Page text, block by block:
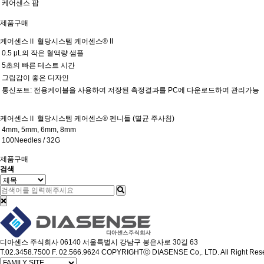
케어센스 팝
제품구매
케어센스Ⅱ 혈당시스템 케어센스® II
0.5 μL의 작은 혈액량 샘플
5초의 빠른 테스트 시간
그립감이 좋은 디자인
통신포트: 전용케이블을 사용하여 저장된 측정결과를 PC에 다운로드하여 관리가능
케어센스Ⅱ 혈당시스템 케어센스® 펜니들 (멸균 주사침)
4mm, 5mm, 6mm, 8mm
100Needles / 32G
제품구매
검색
디아센스 주식회사 06140 서울특별시 강남구 봉은사로 30길 63
T.02.3458.7500 F. 02.566.9624 COPYRIGHTⓒ DIASENSE Co,. LTD. All Right